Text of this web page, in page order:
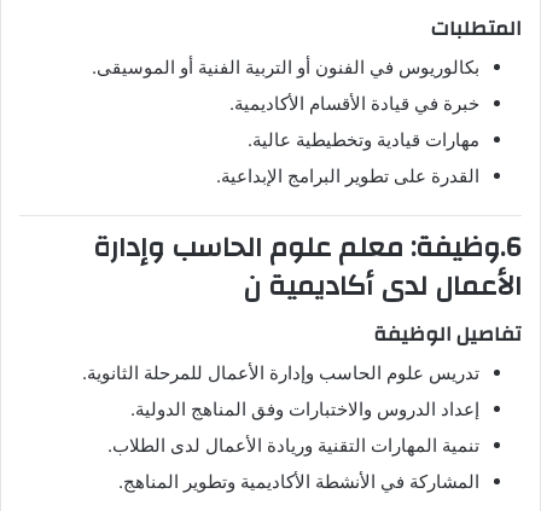
المتطلبات
بكالوريوس في الفنون أو التربية الفنية أو الموسيقى.
خبرة في قيادة الأقسام الأكاديمية.
مهارات قيادية وتخطيطية عالية.
القدرة على تطوير البرامج الإبداعية.
6.وظيفة: معلم علوم الحاسب وإدارة
الأعمال لدى أكاديمية ن
تفاصيل الوظيفة
تدريس علوم الحاسب وإدارة الأعمال للمرحلة الثانوية.
إعداد الدروس والاختبارات وفق المناهج الدولية.
تنمية المهارات التقنية وريادة الأعمال لدى الطلاب.
المشاركة في الأنشطة الأكاديمية وتطوير المناهج.